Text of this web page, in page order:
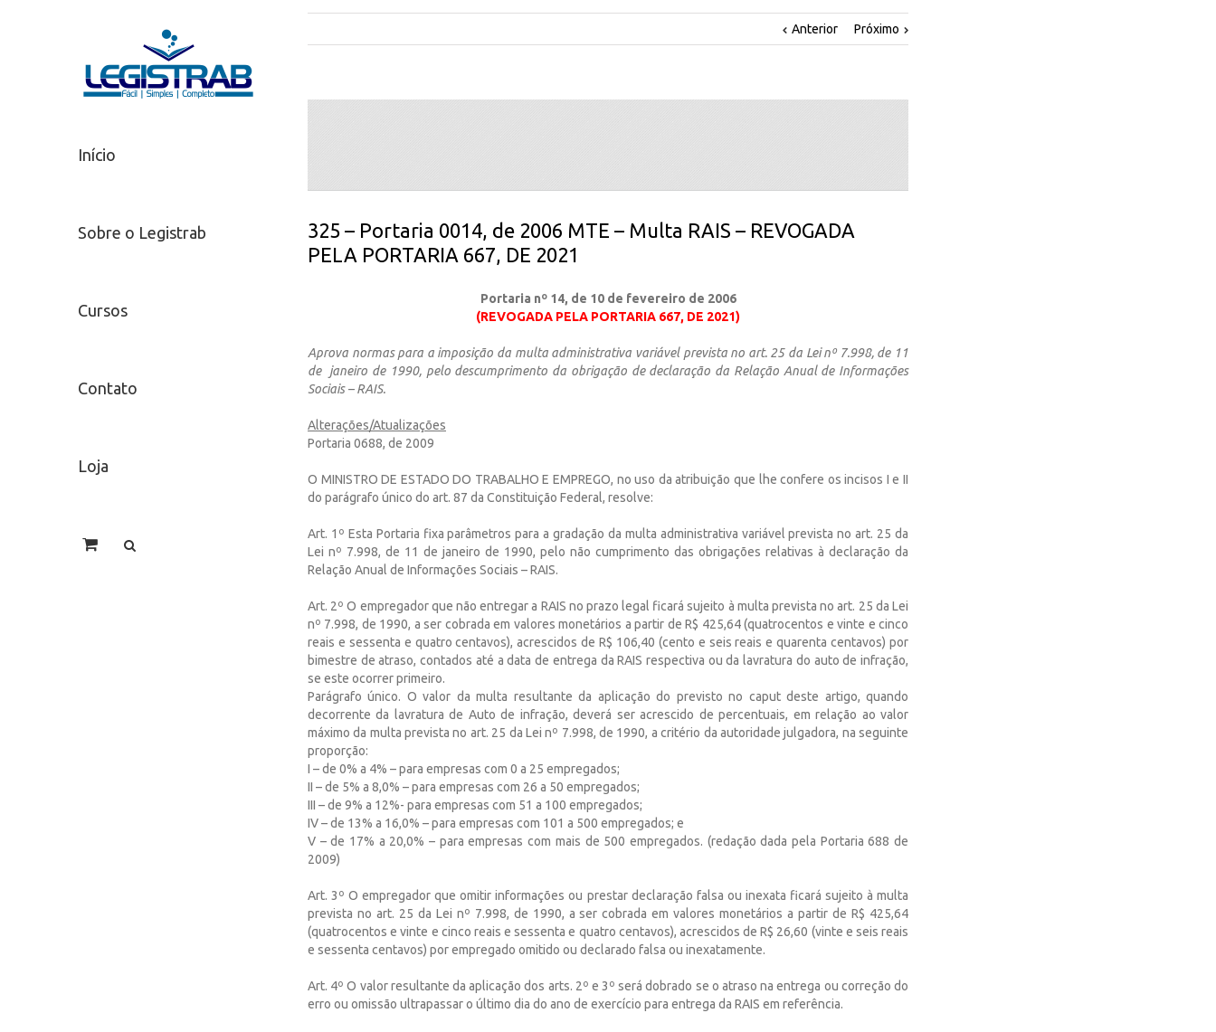
Início
Sobre o Legistrab
Cursos
Contato
Loja
Anterior Próximo
325 – Portaria 0014, de 2006 MTE – Multa RAIS – REVOGADA
PELA PORTARIA 667, DE 2021
Portaria nº 14, de 10 de fevereiro de 2006
(REVOGADA PELA PORTARIA 667, DE 2021)
Aprova normas para a imposição da multa administrativa variável prevista no art. 25 da Lei nº 7.998, de 11
de janeiro de 1990, pelo descumprimento da obrigação de declaração da Relação Anual de Informações
Sociais – RAIS.
Alterações/Atualizações
Portaria 0688, de 2009
O MINISTRO DE ESTADO DO TRABALHO E EMPREGO, no uso da atribuição que lhe confere os incisos I e II
do parágrafo único do art. 87 da Constituição Federal, resolve:
Art. 1º Esta Portaria fixa parâmetros para a gradação da multa administrativa variável prevista no art. 25 da
Lei nº 7.998, de 11 de janeiro de 1990, pelo não cumprimento das obrigações relativas à declaração da
Relação Anual de Informações Sociais – RAIS.
Art. 2º O empregador que não entregar a RAIS no prazo legal ficará sujeito à multa prevista no art. 25 da Lei
nº 7.998, de 1990, a ser cobrada em valores monetários a partir de R$ 425,64 (quatrocentos e vinte e cinco
reais e sessenta e quatro centavos), acrescidos de R$ 106,40 (cento e seis reais e quarenta centavos) por
bimestre de atraso, contados até a data de entrega da RAIS respectiva ou da lavratura do auto de infração,
se este ocorrer primeiro.
Parágrafo único. O valor da multa resultante da aplicação do previsto no caput deste artigo, quando
decorrente da lavratura de Auto de infração, deverá ser acrescido de percentuais, em relação ao valor
máximo da multa prevista no art. 25 da Lei nº 7.998, de 1990, a critério da autoridade julgadora, na seguinte
proporção:
I – de 0% a 4% – para empresas com 0 a 25 empregados;
II – de 5% a 8,0% – para empresas com 26 a 50 empregados;
III – de 9% a 12%- para empresas com 51 a 100 empregados;
IV – de 13% a 16,0% – para empresas com 101 a 500 empregados; e
V – de 17% a 20,0% – para empresas com mais de 500 empregados. (redação dada pela Portaria 688 de
2009)
Art. 3º O empregador que omitir informações ou prestar declaração falsa ou inexata ficará sujeito à multa
prevista no art. 25 da Lei nº 7.998, de 1990, a ser cobrada em valores monetários a partir de R$ 425,64
(quatrocentos e vinte e cinco reais e sessenta e quatro centavos), acrescidos de R$ 26,60 (vinte e seis reais
e sessenta centavos) por empregado omitido ou declarado falsa ou inexatamente.
Art. 4º O valor resultante da aplicação dos arts. 2º e 3º será dobrado se o atraso na entrega ou correção do
erro ou omissão ultrapassar o último dia do ano de exercício para entrega da RAIS em referência.